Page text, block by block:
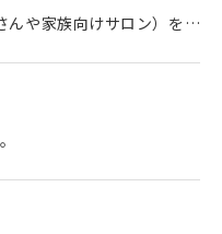
向けサロン）を開催します。